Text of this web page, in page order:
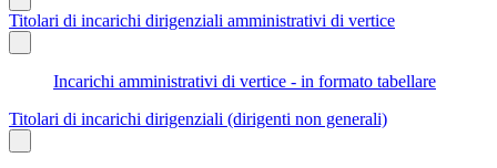
Titolari di incarichi dirigenziali amministrativi di vertice
Incarichi amministrativi di vertice - in formato tabellare
Titolari di incarichi dirigenziali (dirigenti non generali)